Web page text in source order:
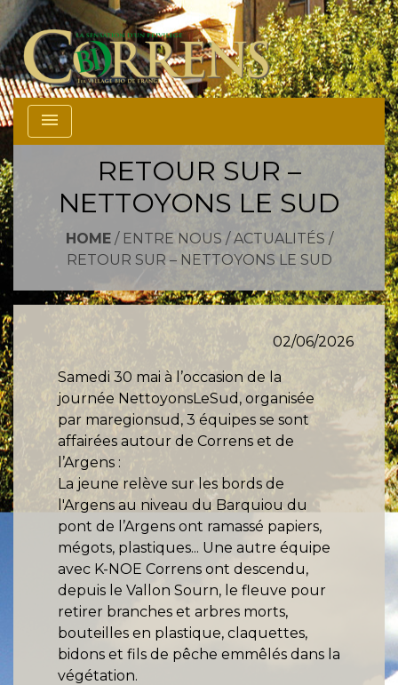
menu
RETOUR SUR –
NETTOYONS LE SUD
HOME/ ENTRE NOUS /ACTUALITÉS /
RETOUR SUR – NETTOYONS LE SUD
02/06/2026
Samedi 30 mai à l’occasion de la
journée NettoyonsLeSud, organisée
par maregionsud, 3 équipes se sont
affairées autour de Correns et de
l’Argens :
La jeune relève sur les bords de
l'Argens au niveau du Barquiou du
pont de l’Argens ont ramassé papiers,
mégots, plastiques... Une autre équipe
avec K-NOE Correns ont descendu,
depuis le Vallon Sourn, le fleuve pour
retirer branches et arbres morts,
bouteilles en plastique, claquettes,
bidons et fils de pêche emmêlés dans la
végétation.